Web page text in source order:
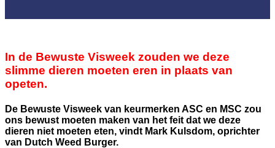
In de Bewuste Visweek zouden we deze
slimme dieren moeten eren in plaats van
opeten.
De Bewuste Visweek van keurmerken ASC en MSC zou
ons bewust moeten maken van het feit dat we deze
dieren niet moeten eten, vindt Mark Kulsdom, oprichter
van Dutch Weed Burger.